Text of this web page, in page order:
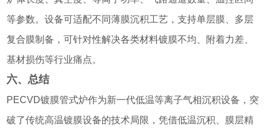
等参数。设备可适配不同薄膜沉积工艺，支持单层膜、多层
复合膜制备，可针对性解决各类材料镀膜不均、附着力差、
基材损伤等行业痛点。
六、总结
PECVD镀膜管式炉作为新一代低温等离子气相沉积设备，突
破了传统高温镀膜设备的技术局限，凭借低温沉积、膜层精